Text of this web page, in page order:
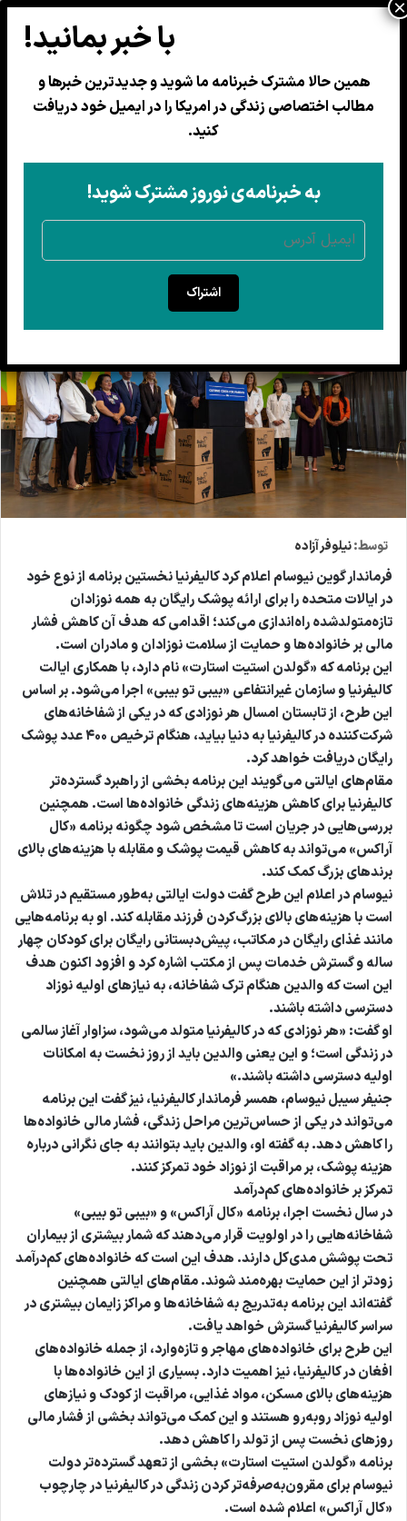
کالیفرنیا به هر نوزاد تازه‌متولدشده
برنامه «گولدن استیت استارت» از تابستان امسال در
شفاخانه‌های شرکت‌کننده آغاز می‌شود
توسط:نیلوفر آزاده
فرماندار گوین نیوسام اعلام کرد کالیفرنیا نخستین برنامه از نوع خود
در ایالات متحده را برای ارائه پوشک رایگان به همه نوزادان
تازه‌متولدشده راه‌اندازی می‌کند؛ اقدامی که هدف آن کاهش فشار
مالی بر خانواده‌ها و حمایت از سلامت نوزادان و مادران است.
این برنامه که «گولدن استیت استارت» نام دارد، با همکاری ایالت
کالیفرنیا و سازمان غیرانتفاعی «بیبی تو بیبی» اجرا می‌شود. بر اساس
این طرح، از تابستان امسال هر نوزادی که در یکی از شفاخانه‌های
شرکت‌کننده در کالیفرنیا به دنیا بیاید، هنگام ترخیص ۴۰۰ عدد پوشک
رایگان دریافت خواهد کرد.
مقام‌های ایالتی می‌گویند این برنامه بخشی از راهبرد گسترده‌تر
کالیفرنیا برای کاهش هزینه‌های زندگی خانواده‌ها است. همچنین
بررسی‌هایی در جریان است تا مشخص شود چگونه برنامه «کال
آراکس» می‌تواند به کاهش قیمت پوشک و مقابله با هزینه‌های بالای
برندهای بزرگ کمک کند.
نیوسام در اعلام این طرح گفت دولت ایالتی به‌طور مستقیم در تلاش
است با هزینه‌های بالای بزرگ‌کردن فرزند مقابله کند. او به برنامه‌هایی
مانند غذای رایگان در مکاتب، پیش‌دبستانی رایگان برای کودکان چهار
ساله و گسترش خدمات پس از مکتب اشاره کرد و افزود اکنون هدف
این است که والدین هنگام ترک شفاخانه، به نیازهای اولیه نوزاد
دسترسی داشته باشند.
او گفت: «هر نوزادی که در کالیفرنیا متولد می‌شود، سزاوار آغاز سالمی
در زندگی است؛ و این یعنی والدین باید از روز نخست به امکانات
اولیه دسترسی داشته باشند.»
جنیفر سیبل نیوسام، همسر فرماندار کالیفرنیا، نیز گفت این برنامه
می‌تواند در یکی از حساس‌ترین مراحل زندگی، فشار مالی خانواده‌ها
را کاهش دهد. به گفته او، والدین باید بتوانند به جای نگرانی درباره
هزینه پوشک، بر مراقبت از نوزاد خود تمرکز کنند.
تمرکز بر خانواده‌های کم‌درآمد
در سال نخست اجرا، برنامه «کال آراکس» و «بیبی تو بیبی»
شفاخانه‌هایی را در اولویت قرار می‌دهند که شمار بیشتری از بیماران
تحت پوشش مدی‌کل دارند. هدف این است که خانواده‌های کم‌درآمد
زودتر از این حمایت بهره‌مند شوند. مقام‌های ایالتی همچنین
گفته‌اند این برنامه به‌تدریج به شفاخانه‌ها و مراکز زایمان بیشتری در
سراسر کالیفرنیا گسترش خواهد یافت.
این طرح برای خانواده‌های مهاجر و تازه‌وارد، از جمله خانواده‌های
افغان در کالیفرنیا، نیز اهمیت دارد. بسیاری از این خانواده‌ها با
هزینه‌های بالای مسکن، مواد غذایی، مراقبت از کودک و نیازهای
اولیه نوزاد روبه‌رو هستند و این کمک می‌تواند بخشی از فشار مالی
روزهای نخست پس از تولد را کاهش دهد.
برنامه «گولدن استیت استارت» بخشی از تعهد گسترده‌تر دولت
نیوسام برای مقرون‌به‌صرفه‌تر کردن زندگی در کالیفرنیا در چارچوب
«کال آراکس» اعلام شده است.
همین حالا مشترک خبرنامه ما شوید و جدیدترین خبرها و
مطالب اختصاصی زندگی در امریکا را در ایمیل خود دریافت
کنید.
به خبرنامه‌ی نوروز مشترک شوید!
اشتراک